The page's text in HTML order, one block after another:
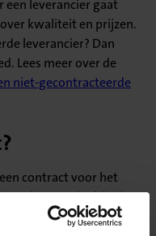
een leverancier gaat
kwaliteit en prijzen.
leverancier? Dan
Lees meer over de
niet-gecontracteerde
contract voor het
een leverancier bij u in
van een MRA-